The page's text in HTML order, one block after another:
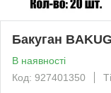
Бакуган
В наявності
Код: 927401350